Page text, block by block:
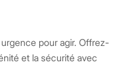
pour agir. Offrez-
et la sécurité avec